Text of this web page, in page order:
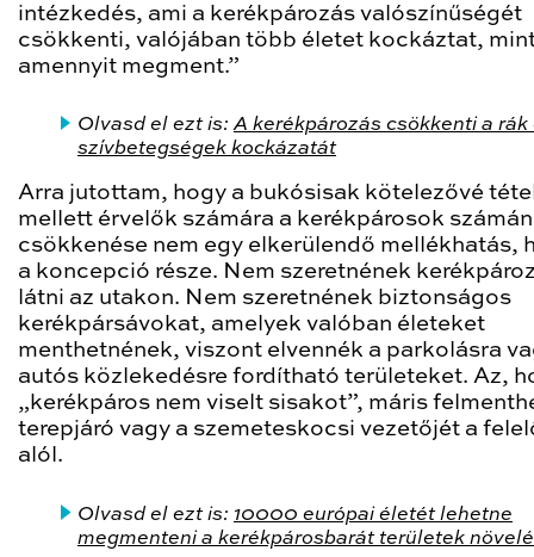
intézkedés, ami a kerékpározás valószínűségét
csökkenti, valójában több életet kockáztat,
amennyit megment.”
Olvasd el ezt is:A kerékpározás csökkenti a rák
szívbetegségek kockázatát
Arra jutottam, hogy a bukósisak kötelezővé
mellett érvelők számára a kerékpárosok
csökkenése nem egy elkerülendő mellékhatás,
a koncepció része. Nem szeretnének
látni az utakon. Nem szeretnének biztonságos
kerékpársávokat, amelyek valóban életeket
menthetnének, viszont elvennék a parkolásra
autós közlekedésre fordítható területeket. Az,
„kerékpáros nem viselt sisakot”, máris
terepjáró vagy a szemeteskocsi vezetőjét a
alól.
Olvasd el ezt is: 10000 európai életét lehetne
megmenteni a kerékpárosbarát területek